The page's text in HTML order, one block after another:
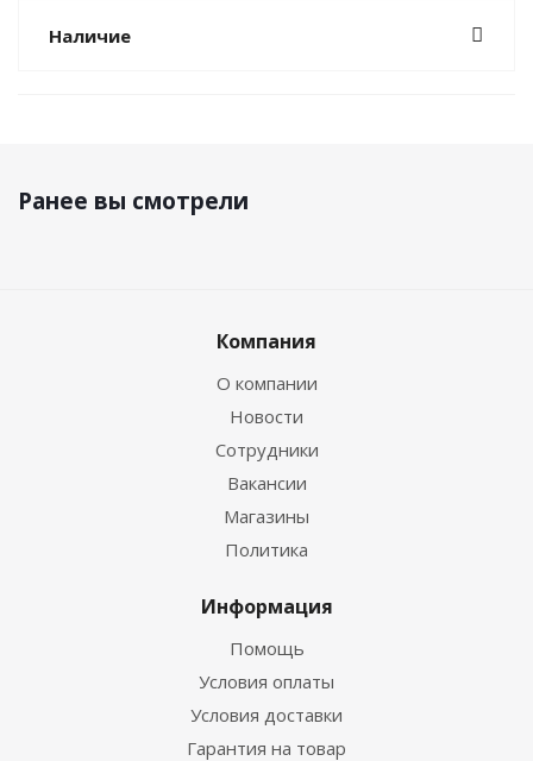
Наличие
Ранее вы смотрели
Компания
О компании
Новости
Сотрудники
Вакансии
Магазины
Политика
Информация
Помощь
Условия оплаты
Условия доставки
Гарантия на товар